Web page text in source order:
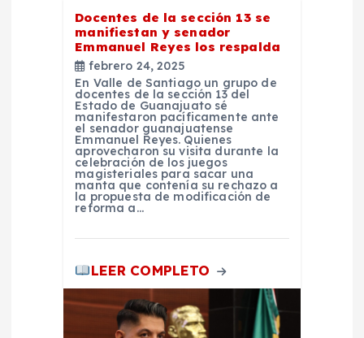
Docentes de la sección 13 se
manifiestan y senador
Emmanuel Reyes los respalda
febrero 24, 2025
En Valle de Santiago un grupo de
docentes de la sección 13 del
Estado de Guanajuato sé
manifestaron pacíficamente ante
el senador guanajuatense
Emmanuel Reyes. Quienes
aprovecharon su visita durante la
celebración de los juegos
magisteriales para sacar una
manta que contenía su rechazo a
la propuesta de modificación de
reforma a…
LEER COMPLETO